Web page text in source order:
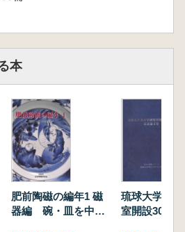
察
の流通と大坂城
に
本
肥前陶磁の編年1 磁
器編 碗・皿を中心
琉球大学考
室開設30周